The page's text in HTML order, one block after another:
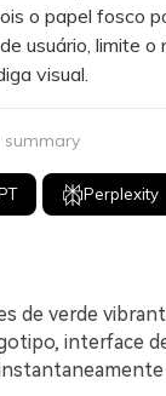
o papel fosco
usuário, limite
visual.
summary
Perplexity
de verde
interface